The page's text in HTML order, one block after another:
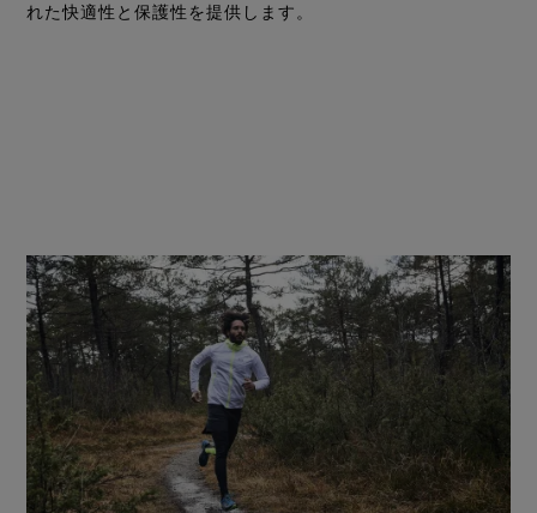
れた快適性と保護性を提供します。